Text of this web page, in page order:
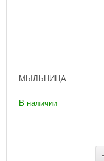
МЫЛЬНИЦА
В наличии